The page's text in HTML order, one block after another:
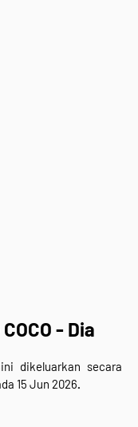
- Dia
dikeluarkan secara
15 Jun 2026.